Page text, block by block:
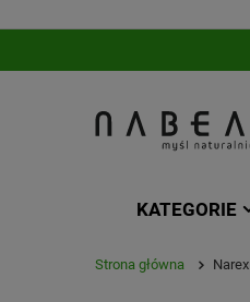
KATEGORIE
Strona główna Narex
KATEGORIA